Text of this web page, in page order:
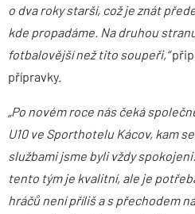
o dva roky starší, což je znát
kde propadáme. Na druhou
fotbalovější než tito soupeři,“
přípravky.
„Po novém roce nás čeká
U10 ve Sporthotelu Kácov, kam
službami jsme byli vždy
tento tým je kvalitní, ale je
hráčů není příliš a s přechodem